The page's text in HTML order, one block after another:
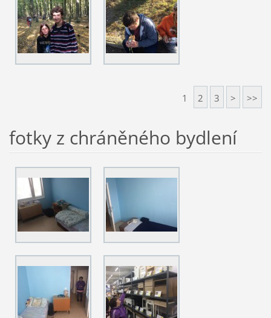
1 2 3 > >>
fotky z chráněného bydlení